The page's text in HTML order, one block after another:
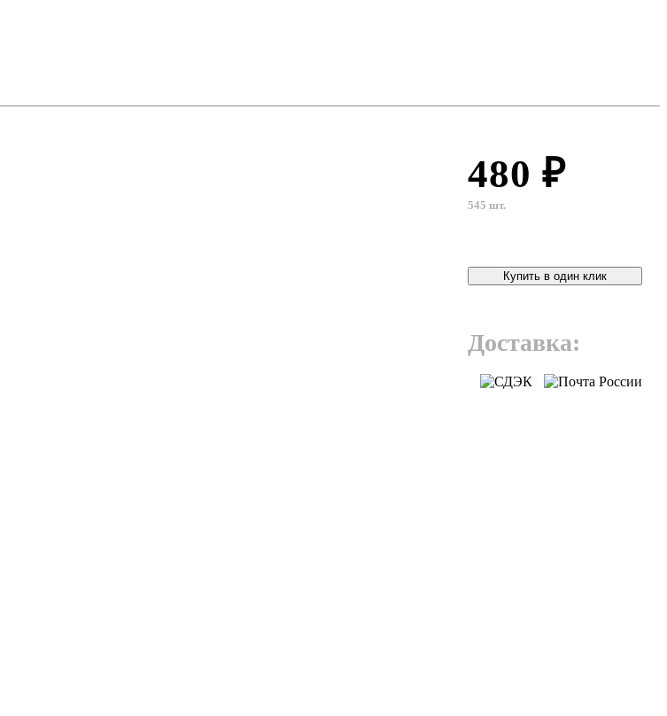
480 ₽
545 шт.
Купить в один клик
Доставка: